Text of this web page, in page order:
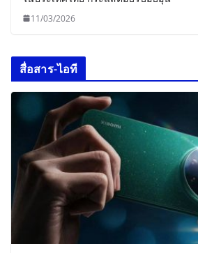
11/03/2026
สื่อสาร-ไอที